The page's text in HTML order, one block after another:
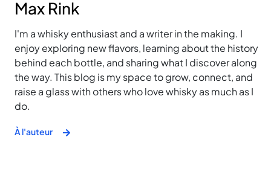
Max Rink
I'm a whisky enthusiast and a writer in the making. I
enjoy exploring new flavors, learning about the history
behind each bottle, and sharing what I discover along
the way. This blog is my space to grow, connect, and
raise a glass with others who love whisky as much as I
do.
À l'auteur